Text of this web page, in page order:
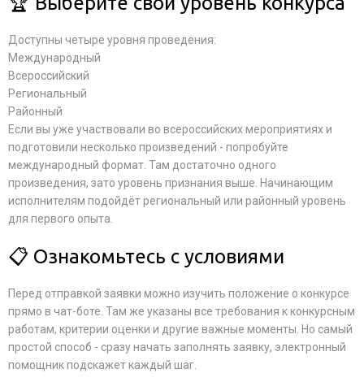
Доступны четыре уровня проведения:
Международный
Всероссийский
Региональный
Районный
Если вы уже участвовали во всероссийских мероприятиях и
подготовили несколько произведений - попробуйте
международный формат. Там достаточно одного
произведения, зато уровень признания выше. Начинающим
исполнителям подойдёт региональный или районный уровень
для первого опыта.
📋 Ознакомьтесь с условиями
Перед отправкой заявки можно изучить положение о конкурсе
прямо в чат-боте. Там же указаны все требования к конкурсным
работам, критерии оценки и другие важные моменты. Но самый
простой способ - сразу начать заполнять заявку, электронный
помощник подскажет каждый шаг.